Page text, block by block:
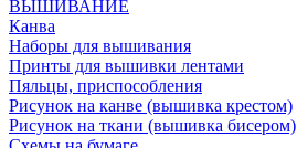
ВЫШИВАНИЕ
Канва
Наборы для вышивания
Принты для вышивки лентами
Пяльцы, приспособления
Рисунок на канве (вышивка крестом)
Рисунок на ткани (вышивка бисером)